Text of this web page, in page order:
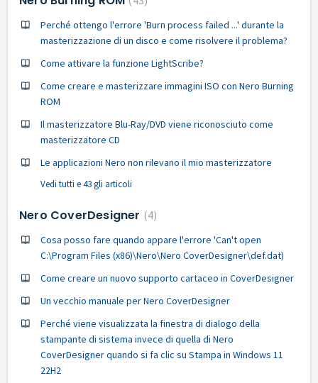
Perché ottengo l'errore 'Burn process failed ...' durante la
masterizzazione di un disco e come risolvere il problema?
Come attivare la funzione LightScribe?
Come creare e masterizzare immagini ISO con Nero Burning
ROM
Il masterizzatore Blu-Ray/DVD viene riconosciuto come
masterizzatore CD
Le applicazioni Nero non rilevano il mio masterizzatore
Vedi tutti e 43 gli articoli
Nero CoverDesigner 4
Cosa posso fare quando appare l'errore 'Can't open
C:\Program Files (x86)\Nero\Nero CoverDesigner\def.dat)
Come creare un nuovo supporto cartaceo in CoverDesigner
Un vecchio manuale per Nero CoverDesigner
Perché viene visualizzata la finestra di dialogo della
stampante di sistema invece di quella di Nero
CoverDesigner quando si fa clic su Stampa in Windows 11
22H2